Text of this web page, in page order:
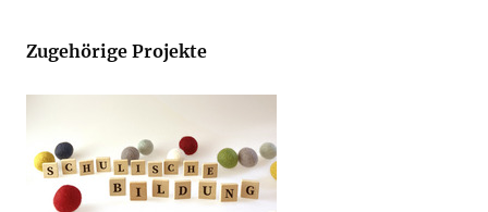
Zugehörige Projekte